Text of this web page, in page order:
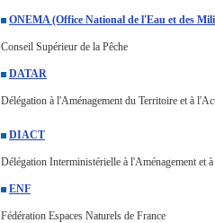
ONEMA (Office National de l'Eau et des
Conseil Supérieur de la Pêche
DATAR
Délégation à l'Aménagement du Territoire et à
DIACT
Délégation Interministérielle à l'Aménagement et
ENF
Fédération Espaces Naturels de France